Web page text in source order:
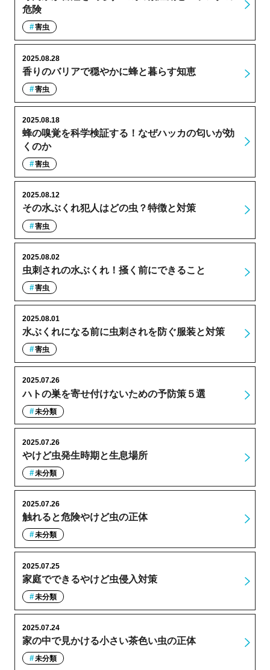
危険
害虫
香りのバリアで穏やかに蜂と暮らす知恵
2025.08.28
害虫
蜂の嗅覚を科学検証する！なぜハッカの匂いが効
くのか
2025.08.18
害虫
その水ぶくれ犯人はどの虫？特徴と対策
2025.08.12
害虫
虫刺されの水ぶくれ！掻く前にできること
2025.08.02
害虫
水ぶくれになる前に虫刺されを防ぐ服装と対策
2025.08.01
害虫
ハトの巣を寄せ付けないための予防策５選
2025.07.26
未分類
やけど虫発生時期と生息場所
2025.07.26
未分類
触れると危険やけど虫の正体
2025.07.26
未分類
家庭でできるやけど虫侵入対策
2025.07.25
未分類
家の中で見かける小さい茶色い虫の正体
2025.07.24
未分類